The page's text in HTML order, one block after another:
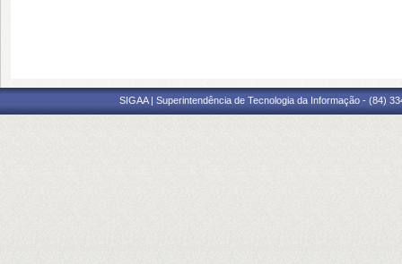
SIGAA | Superintendência de Tecnologia da Informação - (84)